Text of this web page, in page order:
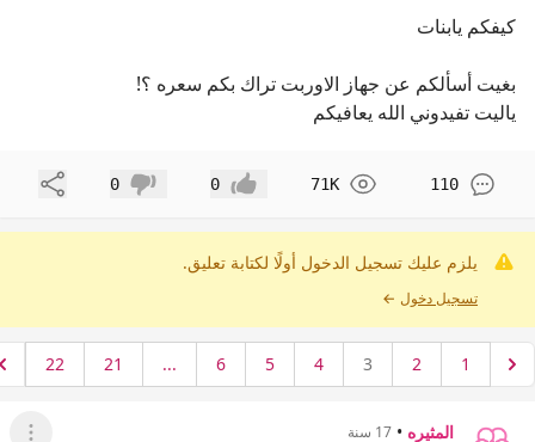
كيفكم يابنات
بغيت أسألكم عن جهاز الاوربت تراك بكم سعره ؟!
ياليت تفيدوني الله يعافيكم
110
71K إعجاب 0 عدم إعجاب
0 مشاركة
يلزم عليك تسجيل الدخول أولًا لكتابة تعليق.
تسجيل دخول ←
1
2
3
4
5
6
...
21
22
المثيره • 17 سنة